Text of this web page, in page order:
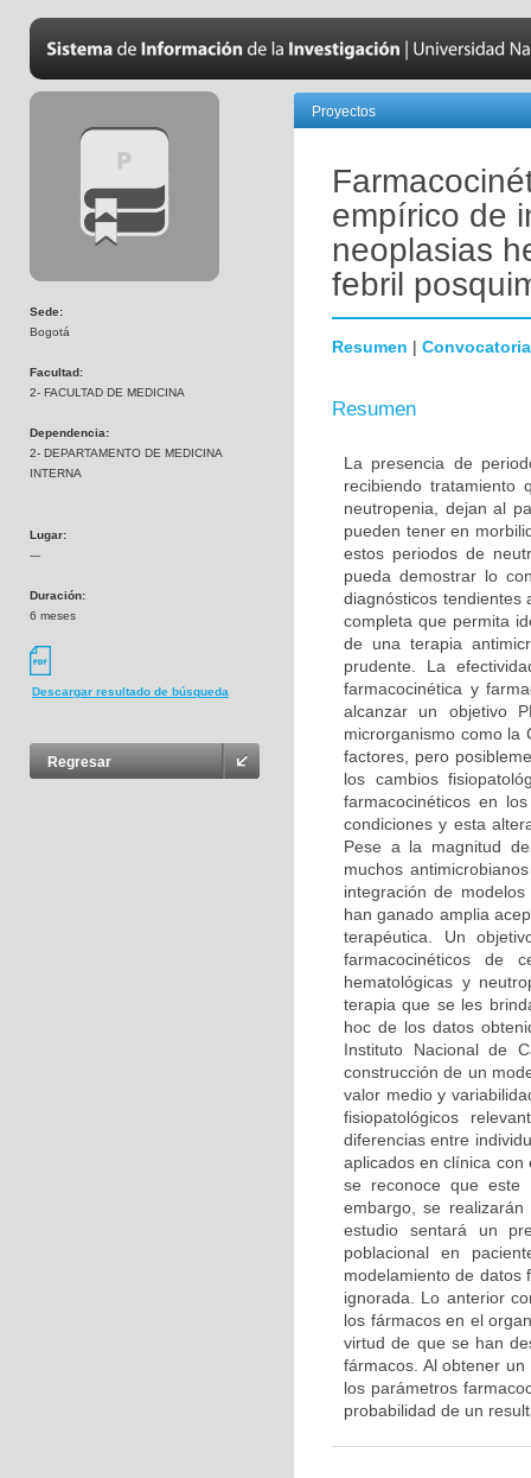
Sede:
Bogotá
Facultad:
2- FACULTAD DE MEDICINA
Dependencia:
2- DEPARTAMENTO DE MEDICINA
INTERNA
Lugar:
---
Duración:
6 meses
Descargar resultado de búsqueda
Regresar
Proyectos
empírico de
neoplasias
febril
Resumen | Convocatoria
Resumen
La presencia de
recibiendo tratamiento
neutropenia, dejan al
pueden tener en
estos periodos de
pueda demostrar lo
diagnósticos tendientes
completa que permita
de una terapia
prudente. La
farmacocinética y
alcanzar un objetivo
microrganismo como la
factores, pero
los cambios
farmacocinéticos en
condiciones y esta
Pese a la magnitud
muchos
integración de
han ganado amplia
terapéutica. Un
farmacocinéticos de
hematológicas y
terapia que se les
hoc de los datos
Instituto Nacional de
construcción de un
valor medio y
fisiopatológicos
diferencias entre
aplicados en clínica con
se reconoce que este
embargo, se
estudio sentará un
poblacional en
modelamiento de datos
ignorada. Lo anterior
los fármacos en el
virtud de que se han
fármacos. Al obtener
los parámetros
probabilidad de un